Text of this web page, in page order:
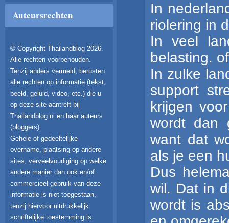
Auteursrechten
© Copyright Thailandblog 2026.
Alle rechten voorbehouden.
Tenzij anders vermeld, berusten
alle rechten op informatie (tekst,
beeld, geluid, video, etc.) die u
op deze site aantreft bij
Thailandblog.nl en haar auteurs
(bloggers).
Gehele of gedeeltelijke
overname, plaatsing op andere
sites, verveelvoudiging op welke
andere manier dan ook en/of
commercieel gebruik van deze
informatie is niet toegestaan,
tenzij hiervoor uitdrukkelijk
schriftelijke toestemming is
In
riolering in
In veel
belasting.
In zulke
support
krijgen
wordt dan
want dat
als je een
Dus
wil. Dat in
wordt is